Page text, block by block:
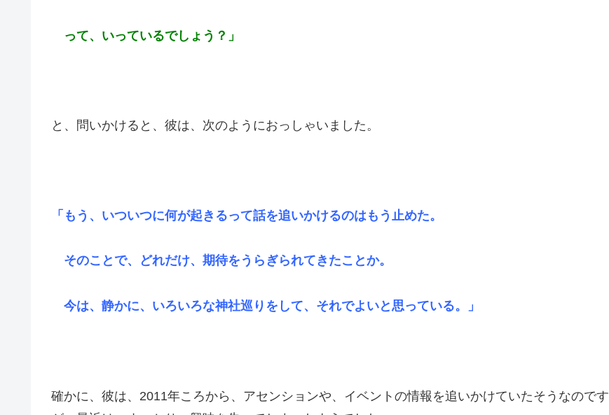
って、いっているでしょう？」
と、問いかけると、彼は、次のようにおっしゃいました。
「もう、いついつに何が起きるって話を追いかけるのはもう止めた。
そのことで、どれだけ、期待をうらぎられてきたことか。
今は、静かに、いろいろな神社巡りをして、それでよいと思っている。」
確かに、彼は、2011年ころから、アセンションや、イベントの情報を追いかけていたそうなのです